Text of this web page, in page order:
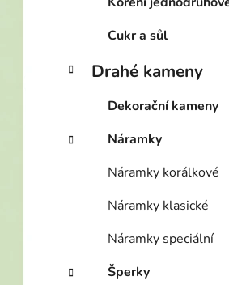
Cukr a sůl
Drahé kameny
Dekorační kameny
Náramky
Náramky korálkové
Náramky klasické
Náramky speciální
Šperky